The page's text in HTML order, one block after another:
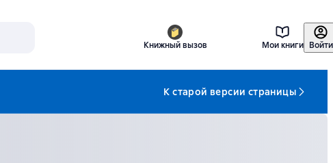
Книжный вызов Мои книги Войти
К старой версии страницы